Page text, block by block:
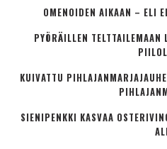
OMENOIDEN AIKAAN – ELI
PYÖRÄILLEN
KUIVATTU
SIENIPENKKI KASVAA